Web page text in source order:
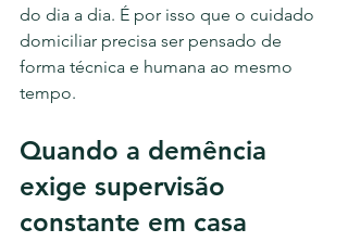
do dia a dia. É por isso que o cuidado
domiciliar precisa ser pensado de
forma técnica e humana ao mesmo
tempo.
Quando a demência
exige supervisão
constante em casa